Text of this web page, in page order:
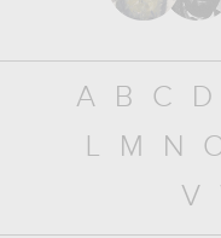
A B C D
L
M N
V